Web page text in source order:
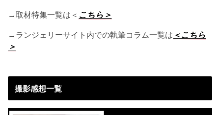
→取材特集一覧は＜ こちら＞
→ランジェリーサイト内での執筆コラム一覧は ＜こちら
＞
撮影感想一覧